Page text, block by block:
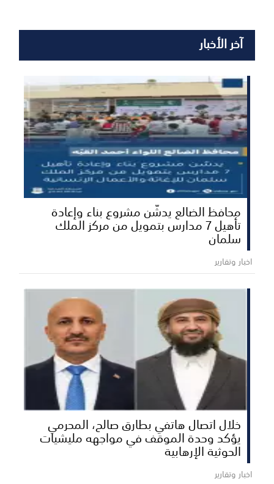
آخر الأخبار
محافظ الضالع يدشّن مشروع بناء وإعادة
تأهيل 7 مدارس بتمويل من مركز الملك
سلمان
اخبار وتقارير
خلال اتصال هاتفي بطارق صالح، المحرمي
يؤكد وحدة الموقف في مواجهه مليشيات
الحوثية الإرهابية
اخبار وتقارير